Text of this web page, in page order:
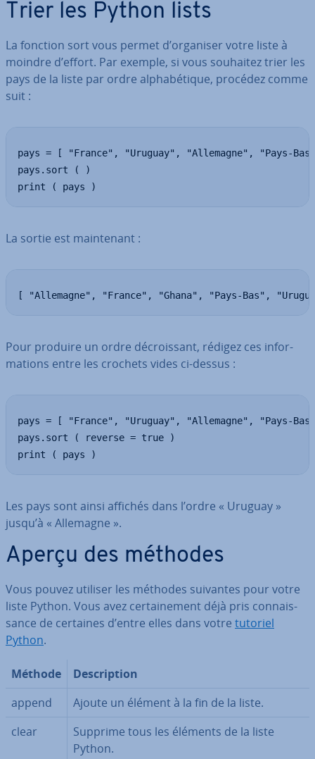
Trier les Python lists
La fonction sort vous permet d’organiser votre liste à
moindre d’effort. Par exemple, si vous souhaitez trier les
pays de la liste par ordre al­pha­bé­tique, procédez comme
suit :
pays = [ "France", "Uruguay", "Allemagne", "Pays-
pays.sort ( )
print ( pays )
La sortie est main­te­nant :
[ "Allemagne", "France", "Ghana", "Pays-Bas",
Pour produire un ordre dé­crois­sant, rédigez ces in­for­
ma­tions entre les crochets vides ci-dessus :
pays = [ "France", "Uruguay", "Allemagne", "Pays-
pays.sort ( reverse = true )
print ( pays )
Les pays sont ainsi affichés dans l’ordre « Uruguay »
jusqu’à « Allemagne ».
Aperçu des méthodes
Vous pouvez utiliser les méthodes suivantes pour votre
liste Python. Vous avez cer­tai­ne­ment déjà pris con­nais­
sance de certaines d’entre elles dans votre tutoriel
Python.
Méthode
Des­crip­tion
append
Ajoute un élément à la fin de la liste.
clear
Supprime tous les éléments de la liste
Python.